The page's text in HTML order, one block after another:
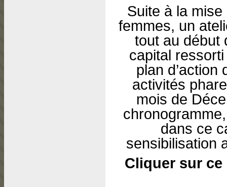
Suite à la
femmes, un
tout au début
capital
plan d’action
activités
mois de
dans ce
sensibilisation
Cliquer sur